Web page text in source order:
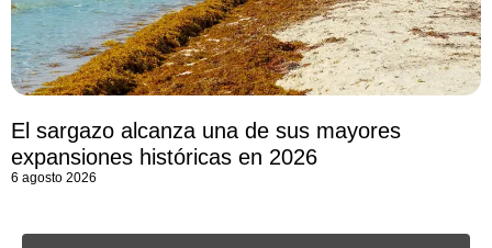
El sargazo alcanza una de sus mayores
expansiones históricas en 2026
6 agosto 2026